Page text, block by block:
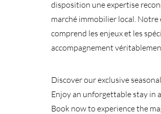
disposition une expertise
marché immobilier local.
comprend les enjeux et les
accompagnement
Discover our exclusive
Enjoy an unforgettable stay in
Book now to experience the